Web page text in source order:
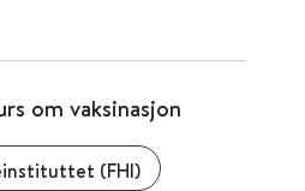
om vaksinasjon
(FHI)